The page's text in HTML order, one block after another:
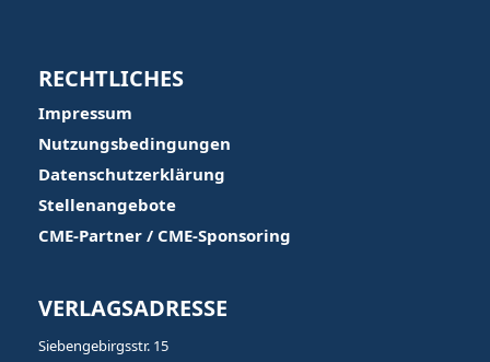
RECHTLICHES
Impressum
Nutzungsbedingungen
Datenschutzerklärung
Stellenangebote
CME-Partner / CME-Sponsoring
VERLAGSADRESSE
Siebengebirgsstr. 15